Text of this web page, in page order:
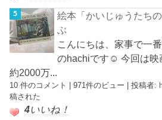
絵本「かいじゅうたち
ぶ
こんにちは、家事で一
のhachiです☺︎ 今回は映
約2000万...
10 件のコメント |971件のビュー |投稿者:
稿された
4いいね！